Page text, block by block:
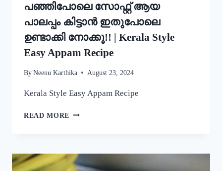
പഞ്ഞിപോലെ സോഫ്റ്റ് ആയ
പാലപ്പം കിട്ടാൻ ഇതുപോലെ
ഉണ്ടാക്കി നോക്കൂ!! | Kerala Style
Easy Appam Recipe
By Neenu Karthika August 23, 2024
Kerala Style Easy Appam Recipe
READ MORE യീസ്റ്റ്
പഞ്ഞിപോലെ
സോഫ്റ്റ്